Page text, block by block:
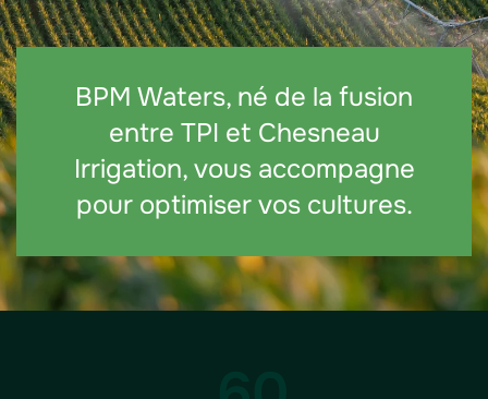
BPM Waters, né de la fusion
entre TPI et Chesneau
Irrigation, vous accompagne
pour optimiser vos cultures.